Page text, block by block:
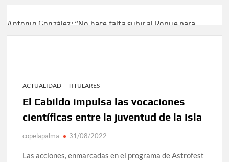
Antonio González: “No hace falta subir al Roque para
España y traer el cinturón a Canarias”
torneo de ajedrez con 200 jugadores”
ACTUALIDAD TITULARES
El Cabildo impulsa las vocaciones
científicas entre la juventud de la Isla
copelapalma 31/08/2022
Las acciones, enmarcadas en el programa de Astrofest